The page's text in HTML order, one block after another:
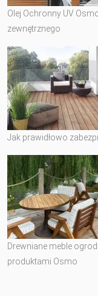
Olej Ochronny UV
zewnętrznego
Jak prawidłowo
Drewniane meble
produktami Osmo